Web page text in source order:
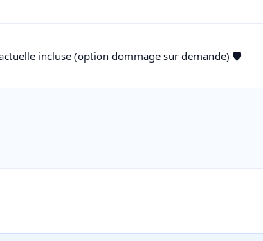
incluse (option dommage sur demande) 🛡️